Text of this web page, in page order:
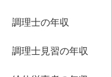
調理士の年収
調理士見習の年収